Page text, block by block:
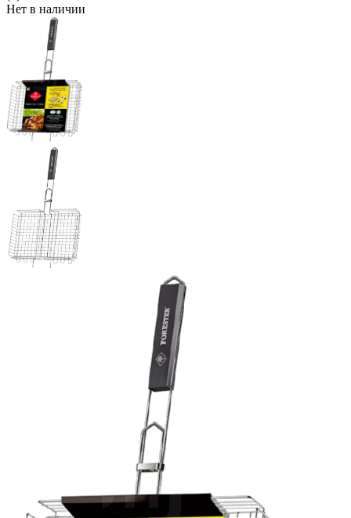
Нет в наличии